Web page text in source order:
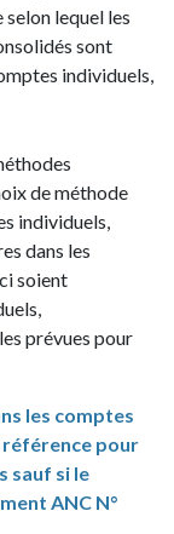
lequel les
sont
individuels,
de méthode
individuels,
dans les
soient
prévues pour
les comptes
référence pour
sauf si le
ANC N°